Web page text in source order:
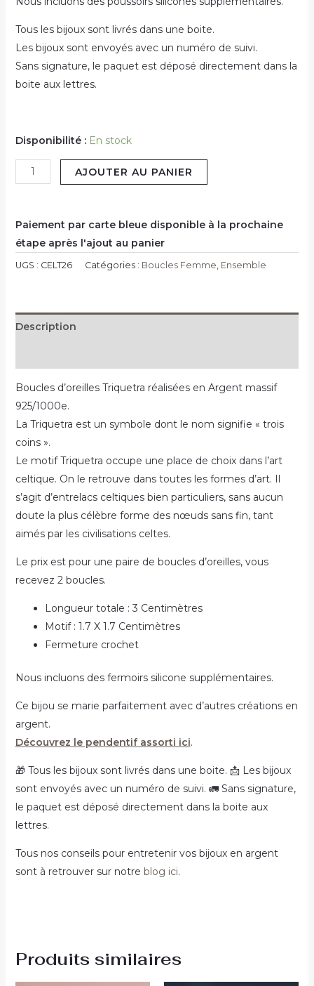
Tous les bijoux sont livrés dans une boite.
Les bijoux sont envoyés avec un numéro de suivi.
Sans signature, le paquet est déposé directement dans la
boite aux lettres.
Disponibilité : En stock
AJOUTER AU PANIER
Paiement par carte bleue disponible à la prochaine
étape après l'ajout au panier
UGS : CELT26 Catégories : Boucles Femme Ensemble
Description
Boucles d’oreilles Triquetra réalisées en Argent massif
925/1000e.
La Triquetra est un symbole dont le nom signifie « trois
coins ».
Le motif Triquetra occupe une place de choix dans l’art
celtique. On le retrouve dans toutes les formes d’art. Il
s’agit d’entrelacs celtiques bien particuliers, sans aucun
doute la plus célèbre forme des nœuds sans fin, tant
aimés par les civilisations celtes.
Le prix est pour une paire de boucles d’oreilles, vous
recevez 2 boucles.
Longueur totale : 3 Centimètres
Motif : 1.7 X 1.7 Centimètres
Fermeture crochet
Nous incluons des fermoirs silicone supplémentaires.
Ce bijou se marie parfaitement avec d’autres créations en
argent.
Découvrez le pendentif assorti ici.
🎁 Tous les bijoux sont livrés dans une boite. 📩 Les bijoux
sont envoyés avec un numéro de suivi. 🚛 Sans signature,
le paquet est déposé directement dans la boite aux
lettres.
Tous nos conseils pour entretenir vos bijoux en argent
sont à retrouver sur notre blog ici.
Produits similaires